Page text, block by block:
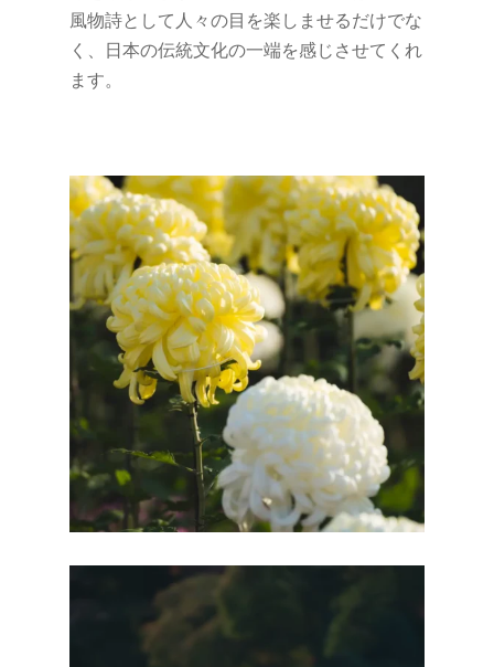
風物詩として人々の目を楽しませるだけでな
く、日本の伝統文化の一端を感じさせてくれ
ます。